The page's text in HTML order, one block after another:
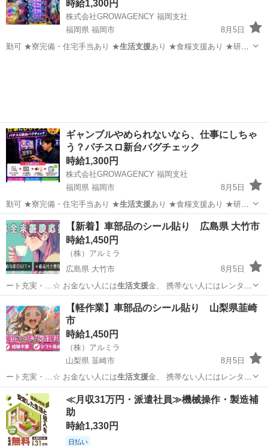
時給1,300円
株式会社GROWAGENCY 福岡支社
福岡県 福岡市
8月5日
勤可 ★寮完備・住宅手当あり ★生活支援あり ★食糧支援あり ★研修
ギャンブルやめられないなら、仕事にしちゃ
う？パチスロ新台バグチェック
時給1,300円
株式会社GROWAGENCY 福岡支社
福岡県 福岡市
8月5日
勤可 ★寮完備・住宅手当あり ★生活支援あり ★食糧支援あり ★研修
あり…
福岡 福岡市 パチンコ スロット
【新着】車部品のシール貼り 広島県 大竹市
時給1,450円
（株）アルミラ
広島県 大竹市
8月5日
ート充実・…☆ お金ない人には生活支援金、 携帯ない人にはレンタ
ル、 …
倉庫 ピンチ
【軽作業】車部品のシール貼り 山梨県韮崎
市
時給1,450円
（株）アルミラ
山梨県 韮崎市
8月5日
ート充実・…☆ お金ない人には生活支援金、 携帯ない人にはレンタ
ル、 …
山梨 韮崎市 倉庫 ピンチ
≪月収31万円・派遣社員≫機械操作・製造補
助
時給1,330円
日払い